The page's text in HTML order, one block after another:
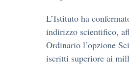
L’Istituto ha
indirizzo scientifico,
Ordinario l’opzione
iscritti superiore ai